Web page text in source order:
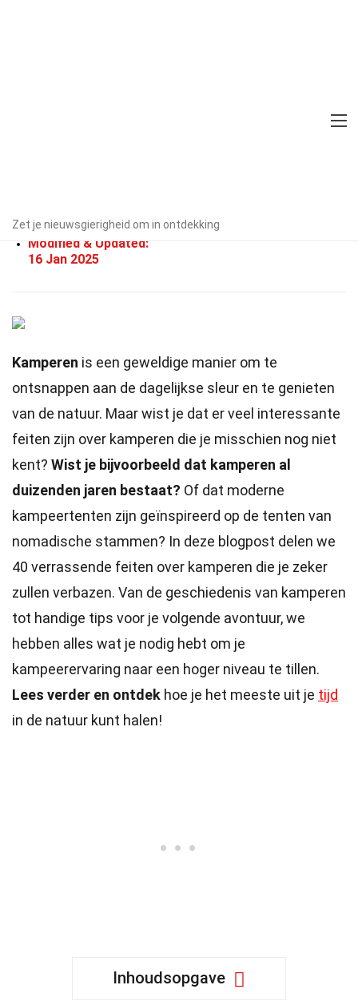
Zet je nieuwsgierigheid om in ontdekking
Quesenberry
Modified & Updated:
16 Jan 2025
Kamperen is een geweldige manier om te
ontsnappen aan de dagelijkse sleur en te genieten
van de natuur. Maar wist je dat er veel interessante
feiten zijn over kamperen die je misschien nog niet
kent? Wist je bijvoorbeeld dat kamperen al
duizenden jaren bestaat? Of dat moderne
kampeertenten zijn geïnspireerd op de tenten van
nomadische stammen? In deze blogpost delen we
40 verrassende feiten over kamperen die je zeker
zullen verbazen. Van de geschiedenis van kamperen
tot handige tips voor je volgende avontuur, we
hebben alles wat je nodig hebt om je
kampeerervaring naar een hoger niveau te tillen.
Lees verder en ontdek hoe je het meeste uit je tijd
in de natuur kunt halen!
Inhoudsopgave